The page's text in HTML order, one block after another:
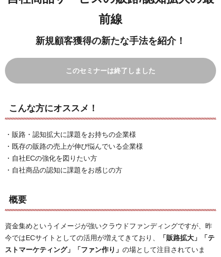
前線
新規顧客獲得の新たな手法を紹介！
このセミナーは終了しました
こんな方にオススメ！
・販路・認知拡大に課題をお持ちの企業様
・既存の販路の売上が伸び悩んでいる企業様
・自社ECの強化を図りたい方
・自社商品の認知に課題をお感じの方
概要
資金集めというイメージが強いクラウドファンディングですが、昨
今ではECサイトとしての活用が増えてきており、
「販路拡大」「テ
ストマーケティング」「ファン作り」 の場として注目されていま